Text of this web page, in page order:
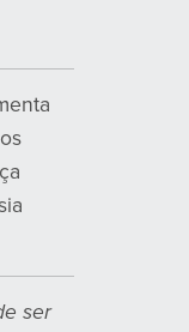
ser